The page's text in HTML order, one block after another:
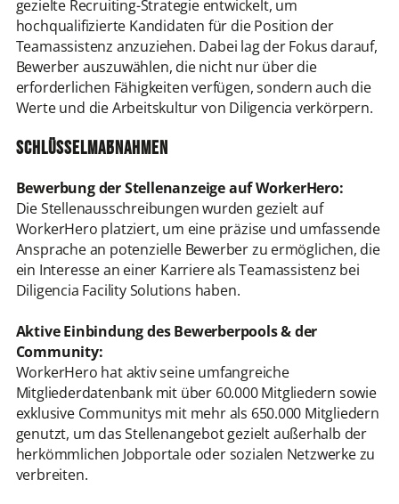
gezielte Recruiting-Strategie entwickelt, um
hochqualifizierte Kandidaten für die Position der
Teamassistenz anzuziehen. Dabei lag der Fokus darauf,
Bewerber auszuwählen, die nicht nur über die
erforderlichen Fähigkeiten verfügen, sondern auch die
Werte und die Arbeitskultur von Diligencia verkörpern.
Schlüsselmaßnahmen
Bewerbung der Stellenanzeige auf WorkerHero:
Die Stellenausschreibungen wurden gezielt auf
WorkerHero platziert, um eine präzise und umfassende
Ansprache an potenzielle Bewerber zu ermöglichen, die
ein Interesse an einer Karriere als Teamassistenz bei
Diligencia Facility Solutions haben.
Aktive Einbindung des Bewerberpools & der
Community:
WorkerHero hat aktiv seine umfangreiche
Mitgliederdatenbank mit über 60.000 Mitgliedern sowie
exklusive Communitys mit mehr als 650.000 Mitgliedern
genutzt, um das Stellenangebot gezielt außerhalb der
herkömmlichen Jobportale oder sozialen Netzwerke zu
verbreiten.